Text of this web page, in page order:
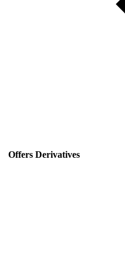
Offers Derivatives